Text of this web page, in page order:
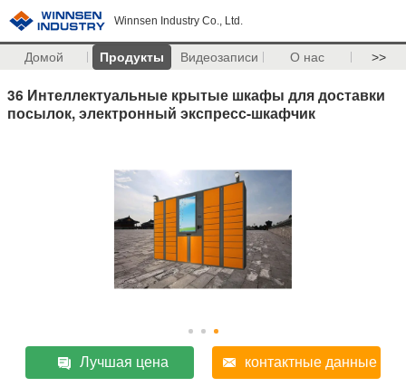
Winnsen Industry Co., Ltd.
Домой Продукты Видеозаписи О нас >>
36 Интеллектуальные крытые шкафы для доставки
посылок, электронный экспресс-шкафчик
Лучшая цена контактные данные